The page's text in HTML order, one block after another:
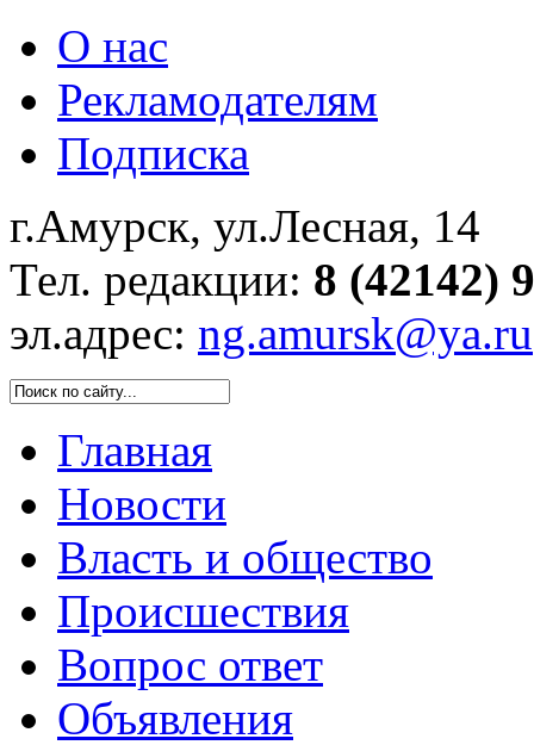
О нас
Рекламодателям
Подписка
г.Амурск, ул.Лесная, 14
Тел. редакции: 8 (42142)
эл.адрес: ng.amursk@ya.ru
Главная
Новости
Власть и общество
Происшествия
Вопрос ответ
Объявления